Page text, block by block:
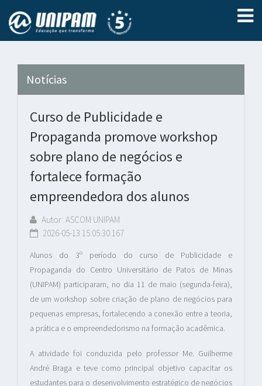
Notícias
Curso de Publicidade e
Propaganda promove workshop
sobre plano de negócios e
fortalece formação
empreendedora dos alunos
Autor: ASCOM UNIPAM
2026-05-13 15:05:30.167
Alunos do 3º período do curso de Publicidade e
Propaganda do Centro Universitário de Patos de Minas
(UNIPAM) participaram, no dia 11 de maio (segunda-feira),
de um workshop sobre criação de plano de negócios para
pequenas empresas, fortalecendo a conexão entre a teoria,
a prática e o empreendedorismo na formação acadêmica.
A atividade foi conduzida pelo professor Me. Guilherme
André Braga e teve como principal objetivo capacitar os
estudantes para o desenvolvimento estratégico de negócios